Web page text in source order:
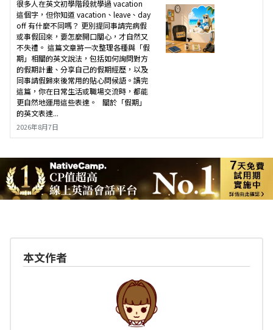
很多人在英文初學階段就學過 vacation
這個字，但你知道 vacation、leave、day
off 有什麼不同嗎？ 更別提同事請完病假
或事假回來，要怎麼開口關心，才自然又
不失禮。 這篇文章將一次整理各種與「假
期」相關的英文說法，包括如何詢問對方
的假期計畫、分享自己的假期經歷，以及
同事請假歸來後常用的貼心問候語。讀完
這篇，你在日常生活或職場交流時，都能
更自然地運用這些表達。 關於「假期」
的英文表達...
2026年8月7日
本文作者